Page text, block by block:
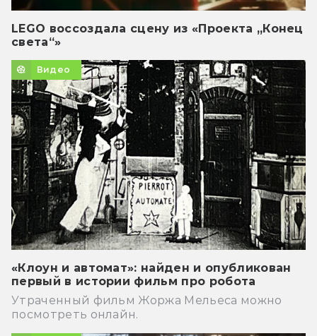
LEGO воссоздала сцену из «Проекта „Конец
света“»
Видео
«Клоун и автомат»: найден и опубликован
первый в истории фильм про робота
Утраченный фильм Жоржа Мельеса можно
посмотреть онлайн.